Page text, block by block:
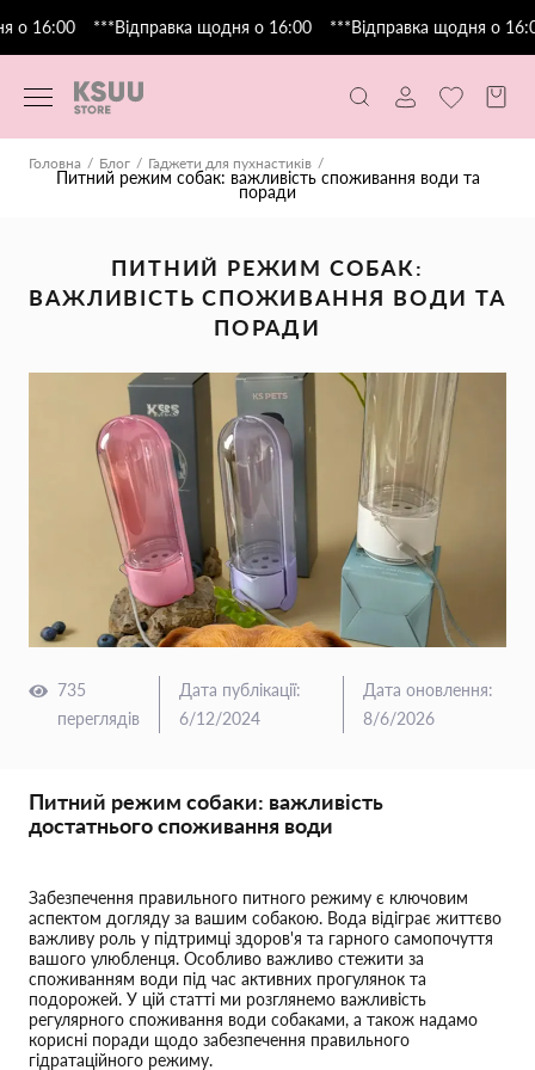
16:00 ***Відправка щодня о 16:00 ***Відправка щодня о 16:00
Головна Блог Гаджети для пухнастиків
Питний режим собак: важливість споживання води та
поради
ПИТНИЙ РЕЖИМ СОБАК:
ВАЖЛИВІСТЬ СПОЖИВАННЯ ВОДИ ТА
ПОРАДИ
735
переглядів
Дата публікації:
6/12/2024
Дата оновлення:
8/6/2026
Питний режим собаки: важливість
достатнього споживання води
Забезпечення правильного питного режиму є ключовим
аспектом догляду за вашим собакою. Вода відіграє життєво
важливу роль у підтримці здоров'я та гарного самопочуття
вашого улюбленця. Особливо важливо стежити за
споживанням води під час активних прогулянок та
подорожей. У цій статті ми розглянемо важливість
регулярного споживання води собаками, а також надамо
корисні поради щодо забезпечення правильного
гідратаційного режиму.